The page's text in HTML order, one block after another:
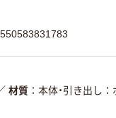
材質
本体・引き出し：